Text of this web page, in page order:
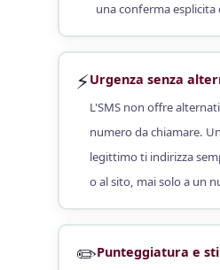
una conferma esplicita
⚡Urgenza senza
L'SMS non offre
numero da chiamare.
legittimo ti indirizza
o al sito, mai solo a un
✏️Punteggiatura e